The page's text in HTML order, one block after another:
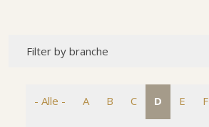
Filter by branche
- Alle - A B C D E F